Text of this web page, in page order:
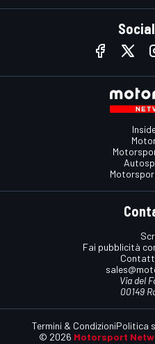
Fai pubblicità
Via del
00149
© 2026 Motorsport
Termini & CondizioniPolitica